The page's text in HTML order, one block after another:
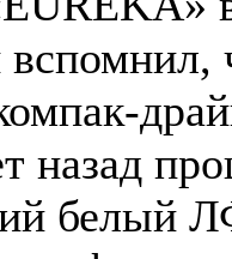
вспомнил,
назад
белый